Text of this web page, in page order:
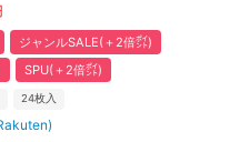
ジャンルSALE(＋2倍㌽)
SPU(＋2倍㌽)
24枚入